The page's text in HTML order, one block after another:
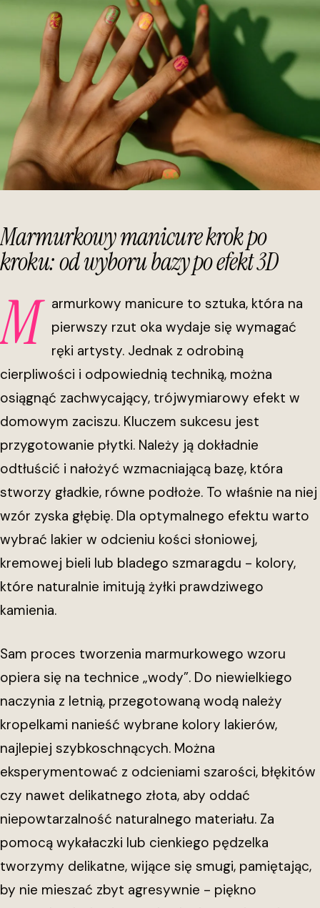
Marmurkowy manicure krok po
kroku: od wyboru bazy po efekt 3D
M
armurkowy manicure to sztuka, która na
pierwszy rzut oka wydaje się wymagać
ręki artysty. Jednak z odrobiną
cierpliwości i odpowiednią techniką, można
osiągnąć zachwycający, trójwymiarowy efekt w
domowym zaciszu. Kluczem sukcesu jest
przygotowanie płytki. Należy ją dokładnie
odtłuścić i nałożyć wzmacniającą bazę, która
stworzy gładkie, równe podłoże. To właśnie na niej
wzór zyska głębię. Dla optymalnego efektu warto
wybrać lakier w odcieniu kości słoniowej,
kremowej bieli lub bladego szmaragdu - kolory,
które naturalnie imitują żyłki prawdziwego
kamienia.
Sam proces tworzenia marmurkowego wzoru
opiera się na technice „wody”. Do niewielkiego
naczynia z letnią, przegotowaną wodą należy
kropelkami nanieść wybrane kolory lakierów,
najlepiej szybkoschnących. Można
eksperymentować z odcieniami szarości, błękitów
czy nawet delikatnego złota, aby oddać
niepowtarzalność naturalnego materiału. Za
pomocą wykałaczki lub cienkiego pędzelka
tworzymy delikatne, wijące się smugi, pamiętając,
by nie mieszać zbyt agresywnie - piękno